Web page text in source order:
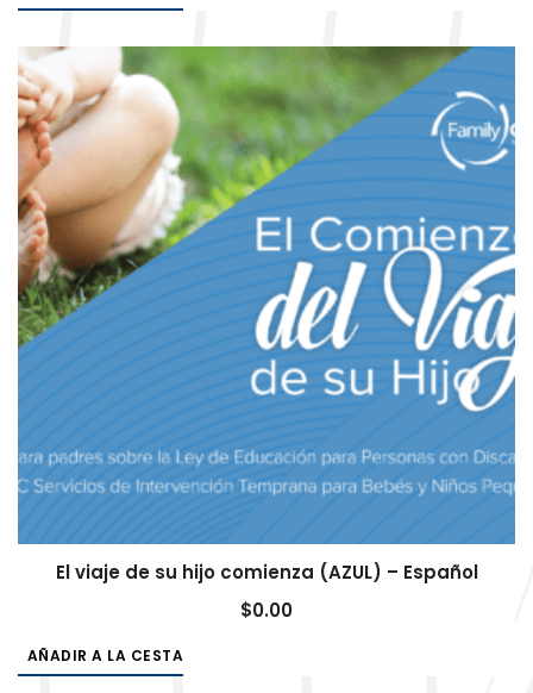
El viaje de su hijo comienza (AZUL) – Español
$0.00
AÑADIR A LA CESTA